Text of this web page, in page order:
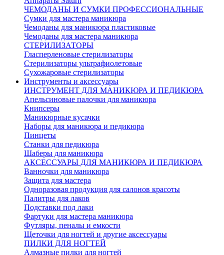
ЧЕМОДАНЫ И СУМКИ ПРОФЕССИОНАЛЬНЫЕ
Сумки для мастера маникюра
Чемоданы для маникюра пластиковые
Чемоданы для мастера маникюра
СТЕРИЛИЗАТОРЫ
Гласперленовые стерилизаторы
Стерилизаторы ультрафиолетовые
Сухожаровые стерилизаторы
Инструменты и аксессуары
ИНСТРУМЕНТ ДЛЯ МАНИКЮРА И ПЕДИКЮРА
Апельсиновые палочки для маникюра
Книпсеры
Маникюрные кусачки
Наборы для маникюра и педикюра
Пинцеты
Станки для педикюра
Шаберы для маникюра
АКСЕССУАРЫ ДЛЯ МАНИКЮРА И ПЕДИКЮРА
Ванночки для маникюра
Защита для мастера
Одноразовая продукция для салонов красоты
Палитры для лаков
Подставки под лаки
Фартуки для мастера маникюра
Футляры, пеналы и емкости
Щеточки для ногтей и другие аксессуары
ПИЛКИ ДЛЯ НОГТЕЙ
Алмазные пилки для ногтей